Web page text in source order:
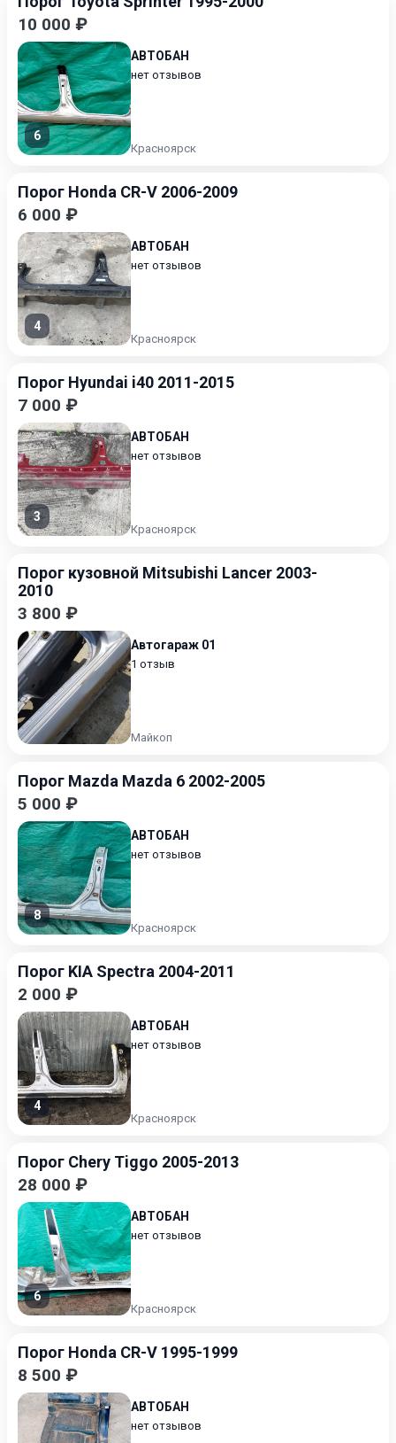
10 000 ₽
6
АВТОБАН
нет отзывов
Красноярск
Порог Honda CR-V 2006-2009
6 000 ₽
4
АВТОБАН
нет отзывов
Красноярск
Порог Hyundai i40 2011-2015
7 000 ₽
3
АВТОБАН
нет отзывов
Красноярск
Порог кузовной Mitsubishi Lancer 2003-
2010
3 800 ₽
Автогараж 01
1 отзыв
Майкоп
Порог Mazda Mazda 6 2002-2005
5 000 ₽
8
АВТОБАН
нет отзывов
Красноярск
Порог KIA Spectra 2004-2011
2 000 ₽
4
АВТОБАН
нет отзывов
Красноярск
Порог Chery Tiggo 2005-2013
28 000 ₽
6
АВТОБАН
нет отзывов
Красноярск
Порог Honda CR-V 1995-1999
8 500 ₽
АВТОБАН
нет отзывов